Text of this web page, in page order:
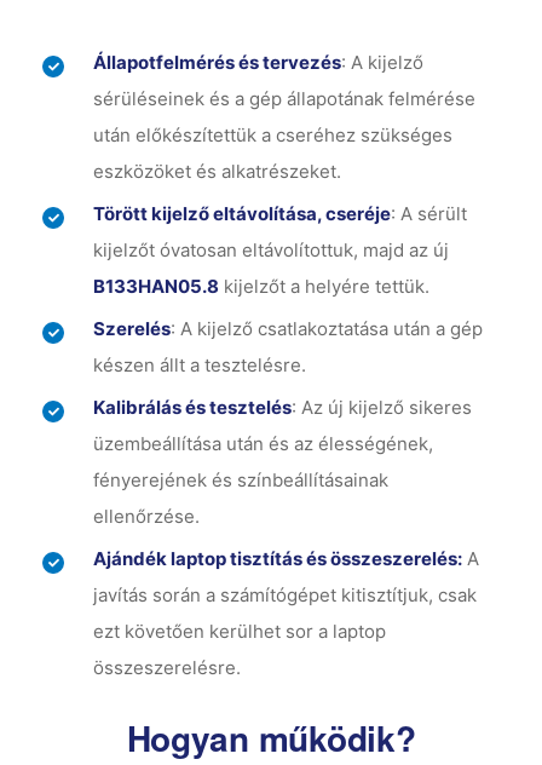
Állapotfelmérés és tervezés: A kijelző
sérüléseinek és a gép állapotának felmérése
után előkészítettük a cseréhez szükséges
eszközöket és alkatrészeket.
Törött kijelző eltávolítása, cseréje: A sérült
kijelzőt óvatosan eltávolítottuk, majd az új
B133HAN05.8 kijelzőt a helyére tettük.
Szerelés: A kijelző csatlakoztatása után a gép
készen állt a tesztelésre.
Kalibrálás és tesztelés: Az új kijelző sikeres
üzembeállítása után és az élességének,
fényerejének és színbeállításainak
ellenőrzése.
Ajándék laptop tisztítás és összeszerelés: A
javítás során a számítógépet kitisztítjuk, csak
ezt követően kerülhet sor a laptop
összeszerelésre.
Hogyan működik?